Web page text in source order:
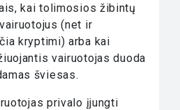
kai tolimosios žibintų
(net ir
kryptimi) arba kai
vairuotojas duoda
šviesas.
privalo įjungti